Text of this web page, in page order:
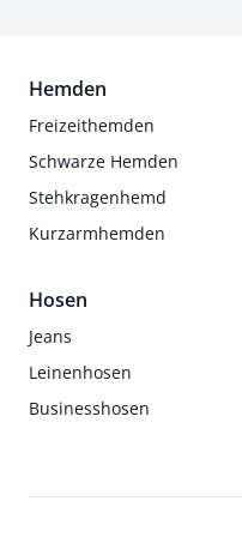
Hemden
Freizeithemden
Schwarze Hemden
Stehkragenhemd
Kurzarmhemden
Hosen
Jeans
Leinenhosen
Businesshosen